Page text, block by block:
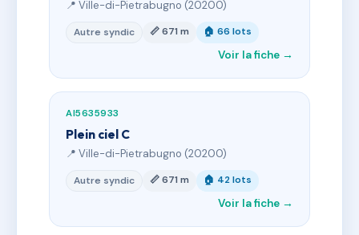
📍 Ville-di-Pietrabugno (20200)
Autre syndic 📏 671 m 🏠 66 lots
Voir la fiche →
AI5635933
Plein ciel C
📍 Ville-di-Pietrabugno (20200)
Autre syndic 📏 671 m 🏠 42 lots
Voir la fiche →